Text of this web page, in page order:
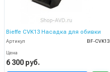
Bieffe CVK13 Насадка для обивки
Артикул BF-CVK13
Цена
6 300 руб.